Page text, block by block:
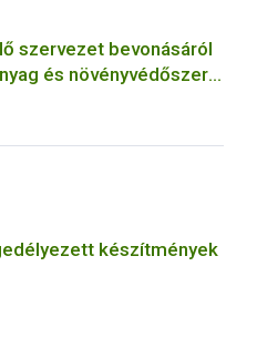
szervezet bevonásáról
és növényvédőszer
a meglévő engedély
módosítására irányuló
készítmények